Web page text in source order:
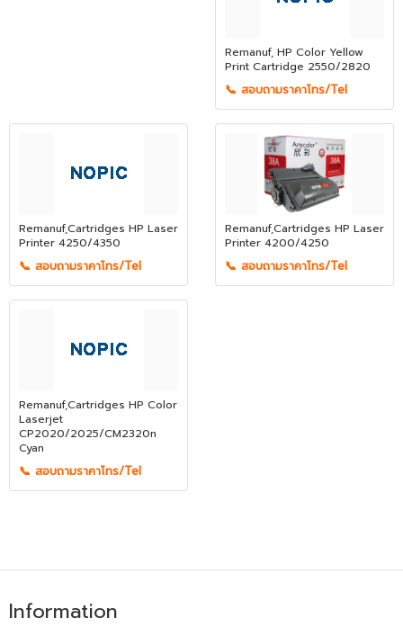
Remanuf, HP Color Yellow
Print Cartridge 2550/2820
📞 สอบถามราคาโทร/Tel
Remanuf,Cartridges HP Laser
Printer 4250/4350
📞 สอบถามราคาโทร/Tel
Remanuf,Cartridges HP Laser
Printer 4200/4250
📞 สอบถามราคาโทร/Tel
Remanuf,Cartridges HP Color
Laserjet
CP2020/2025/CM2320n
Cyan
📞 สอบถามราคาโทร/Tel
Information